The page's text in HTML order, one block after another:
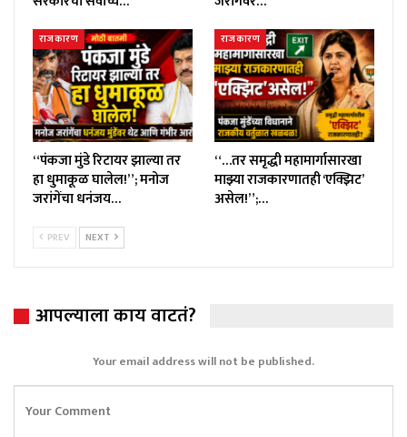
राजकारण
“पंकजा मुंडे रिटायर झाल्या तर
हा धुमाकूळ घालेल!”; मनोज
जरांगेंचा धनंजय…
राजकारण
“…तर समृद्धी महामार्गासारखा
माझ्या राजकारणातही ‘एक्झिट’
असेल!”;…
PREV NEXT
आपल्याला काय वाटतं?
Your email address will not be published.